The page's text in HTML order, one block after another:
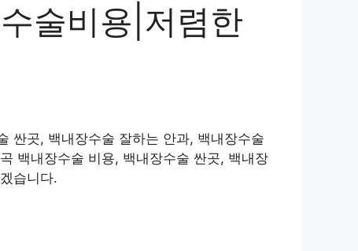
술비용|저렴한
싼곳, 백내장수술 잘하는 안과, 백내장수술
백내장수술 비용, 백내장수술 싼곳, 백내장
습니다.